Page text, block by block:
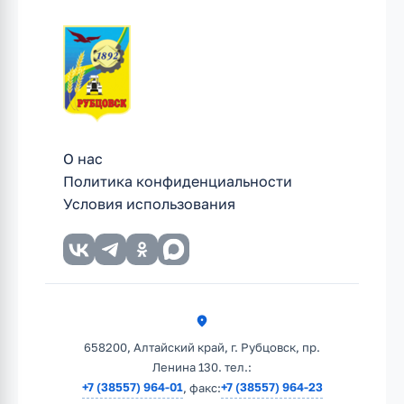
О нас
Политика конфиденциальности
Условия использования
658200, Алтайский край, г. Рубцовск, пр.
Ленина 130. тел.:
+7 (38557) 964-01, факс:+7 (38557) 964-23